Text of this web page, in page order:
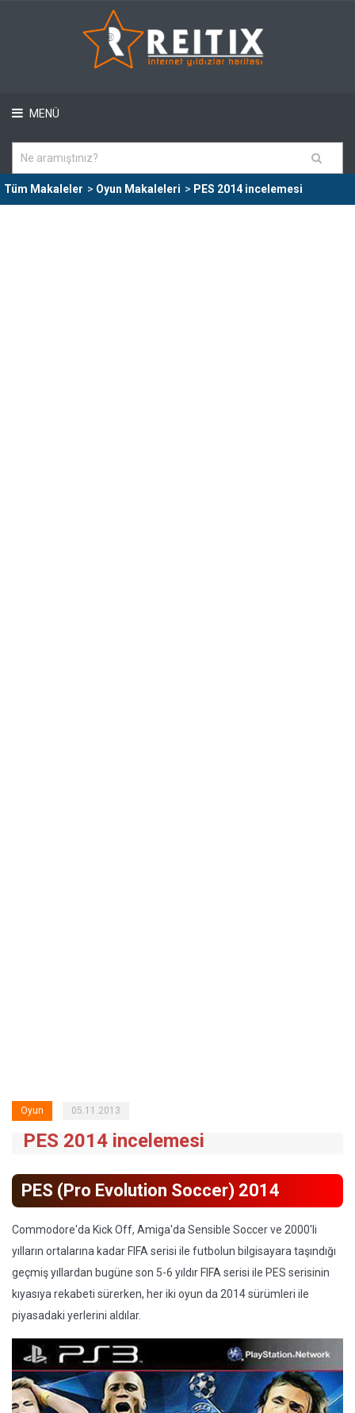
MENÜ
Tüm Makaleler > Oyun Makaleleri > PES 2014 incelemesi
Oyun 05.11.2013
PES 2014 incelemesi
PES (Pro Evolution Soccer) 2014
Commodore'da Kick Off, Amiga'da Sensible Soccer ve 2000'li
yılların ortalarına kadar FIFA serisi ile futbolun bilgisayara taşındığı
geçmiş yıllardan bugüne son 5-6 yıldır FIFA serisi ile PES serisinin
kıyasıya rekabeti sürerken, her iki oyun da 2014 sürümleri ile
piyasadaki yerlerini aldılar.